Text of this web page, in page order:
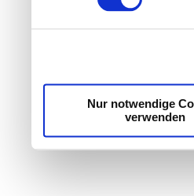
Wir verwenden Cookies,
die Zugriffe auf unsere
Dienste gesammelt haben.
Nur notwendige
verwenden